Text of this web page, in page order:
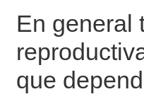
En general
que